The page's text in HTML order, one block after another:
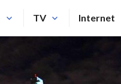
TV Internet